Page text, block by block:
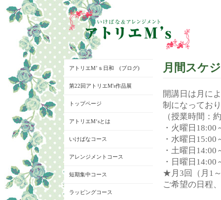
月間スケ
開講日は月に
制になってお
（授業時間：
・火曜日18:00
・水曜日15:00
・土曜日14:00
・日曜日14:00
★月3回（月1
ご希望の日程
アトリエM’ｓ日和 (ブログ)
第22回アトリエM's作品展
トップページ
アトリエM‘sとは
いけばなコース
アレンジメントコース
短期集中コース
ラッピングコース